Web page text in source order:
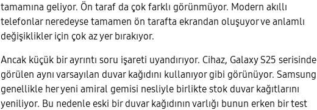
tamamına geliyor. Ön taraf da çok farklı görünmüyor. Modern akıllı
telefonlar neredeyse tamamen ön tarafta ekrandan oluşuyor ve anlamlı
değişiklikler için çok az yer bırakıyor.
Ancak küçük bir ayrıntı soru işareti uyandırıyor. Cihaz, Galaxy S25 serisinde
görülen aynı varsayılan duvar kağıdını kullanıyor gibi görünüyor. Samsung
genellikle her yeni amiral gemisi nesliyle birlikte stok duvar kağıtlarını
yeniliyor. Bu nedenle eski bir duvar kağıdının varlığı bunun erken bir test